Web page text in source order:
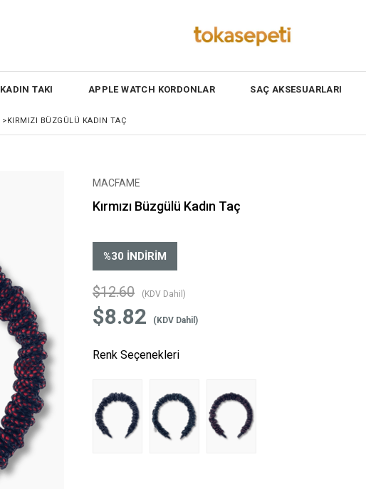
KADIN TAKI APPLE WATCH KORDONLAR SAÇ AKSESUARLARI
>KIRMIZI BÜZGÜLÜ KADIN TAÇ
MACFAME
Kırmızı Büzgülü Kadın Taç
%30 İNDIRIM
$12.60 (KDV Dahil)
$8.82 (KDV Dahil)
Renk Seçenekleri